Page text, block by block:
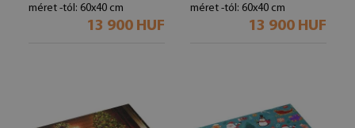
méret -tól: 60x40 cm
13 900 HUF
méret -tól: 60x40 cm
13 900 HUF